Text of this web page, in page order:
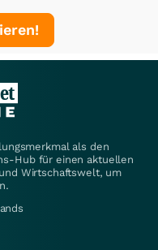
als den
Hub für einen aktuellen
Wirtschaftswelt, um